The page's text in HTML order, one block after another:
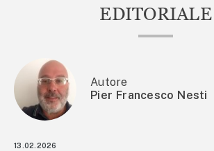
EDITORIALE
Autore
Pier Francesco Nesti
13.02.2026